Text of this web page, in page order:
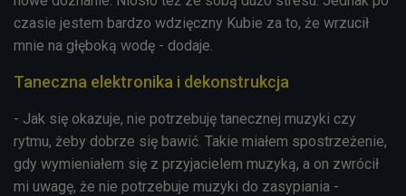
czasie jestem bardzo wdzięczny Kubie za to, że wrzucił
mnie na głęboką wodę - dodaje.
Taneczna elektronika i dekonstrukcja
- Jak się okazuje, nie potrzebuję tanecznej muzyki czy
rytmu, żeby dobrze się bawić. Takie miałem spostrzeżenie,
gdy wymieniałem się z przyjacielem muzyką, a on zwrócił
mi uwagę, że nie potrzebuje muzyki do zasypiania -